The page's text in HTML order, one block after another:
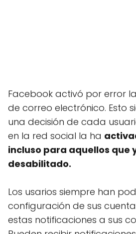
Facebook activó por error
de correo electrónico. Esto
una decisión de cada
en la red social la ha
incluso para aquellos que
desabilitado.
Los usarios siempre han
configuración de sus
estas notificaciones a sus